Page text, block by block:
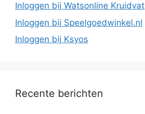
Inloggen bij Watsonline Kruidvat
Inloggen bij Speelgoedwinkel.nl
Inloggen bij Ksyos
Recente berichten